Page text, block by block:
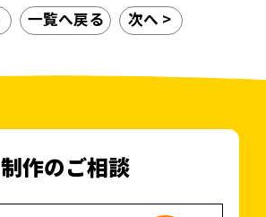
一覧へ戻る 次へ >
制作のご相談